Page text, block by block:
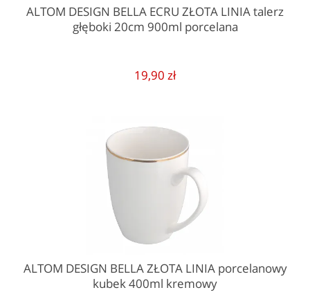
ALTOM DESIGN BELLA ECRU ZŁOTA LINIA talerz
głęboki 20cm 900ml porcelana
19,90 zł
ALTOM DESIGN BELLA ZŁOTA LINIA porcelanowy
kubek 400ml kremowy